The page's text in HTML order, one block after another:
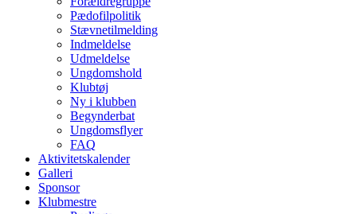
Pædofilpolitik
Stævnetilmelding
Indmeldelse
Udmeldelse
Ungdomshold
Klubtøj
Ny i klubben
Begynderbat
Ungdomsflyer
FAQ
Aktivitetskalender
Galleri
Sponsor
Klubmestre